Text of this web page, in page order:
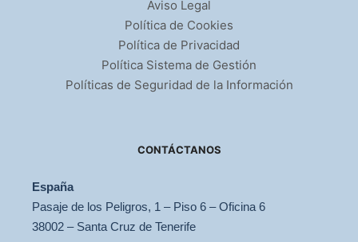
Aviso Legal
Política de Cookies
Política de Privacidad
Política Sistema de Gestión
Políticas de Seguridad de la Información
CONTÁCTANOS
España
Pasaje de los Peligros, 1 – Piso 6 – Oficina 6
38002 – Santa Cruz de Tenerife